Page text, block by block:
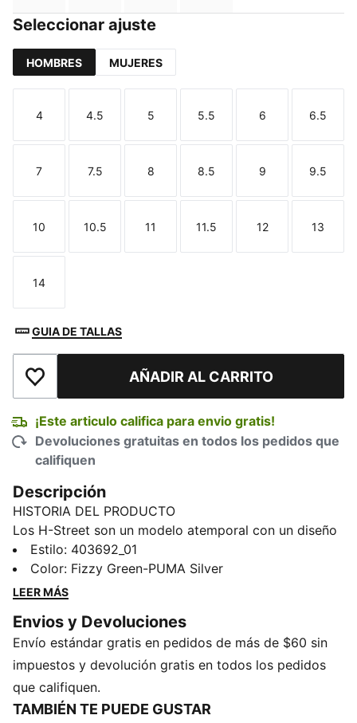
Seleccionar ajuste
HOMBRES MUJERES
Talla
4
Talla
4.5
Talla
5
Talla
5.5
Talla
6
Talla
6.5
Talla
7
Talla
7.5
Talla
8
Talla
8.5
Talla
9
Talla
9.5
Talla
10
Talla
10.5
Talla
11
Talla
11.5
Talla
12
Talla
13
Talla
14
GUIA DE TALLAS
Añadir a la lista de deseosAÑADIR AL CARRITO
¡Este articulo califica para envio gratis!
Devoluciones gratuitas en todos los pedidos que
califiquen
Descripción
HISTORIA DEL PRODUCTO
Los H-Street son un modelo atemporal con un diseño
inspirado en las PUMA Harambee, los icónicos tenis
de atletismo de los años 2000. Se remontan a la
época dorada y fusionan esa herencia del atletismo
regresan de los archivos con su liviana cubierta,
silueta de empeine bajo y su legado urbano aún
intacto.
DETALLES
Calce regular
Estilo: 403692_01
Color: Fizzy Green-PUMA Silver
LEER MÁS
Envios y Devoluciones
Envío estándar gratis en pedidos de más de $60 sin
impuestos y devolución gratis en todos los pedidos
que califiquen.
TAMBIÉN TE PUEDE GUSTAR